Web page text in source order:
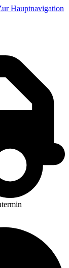
Hauptnavigation